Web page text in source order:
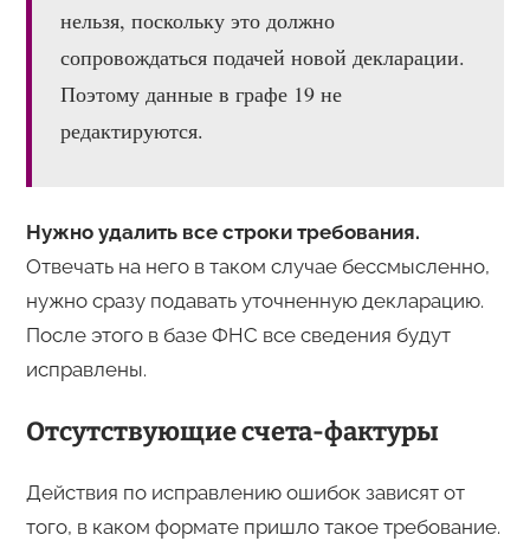
нельзя, поскольку это должно
сопровождаться подачей новой декларации.
Поэтому данные в графе 19 не
редактируются.
Нужно удалить все строки требования.
Отвечать на него в таком случае бессмысленно,
нужно сразу подавать уточненную декларацию.
После этого в базе ФНС все сведения будут
исправлены.
Отсутствующие счета-фактуры
Действия по исправлению ошибок зависят от
того, в каком формате пришло такое требование.